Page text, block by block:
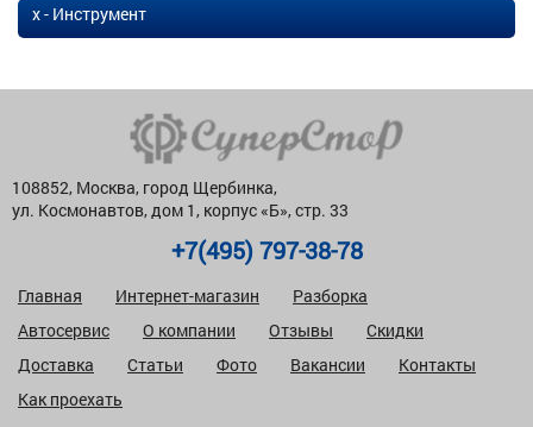
х - Инструмент
108852, Москва, город Щербинка,
ул. Космонавтов, дом 1, корпус «Б», стр. 33
+7(495) 797-38-78
Главная Интернет-магазин
Разборка
Автосервис
О компании Отзывы
Скидки
Доставка
Статьи Фото Вакансии
Контакты
Как проехать